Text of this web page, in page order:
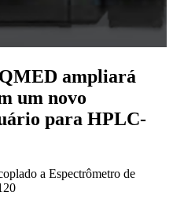
ampliará
um novo
para HPLC-
a Espectrômetro de
o CQMED ampliará sua